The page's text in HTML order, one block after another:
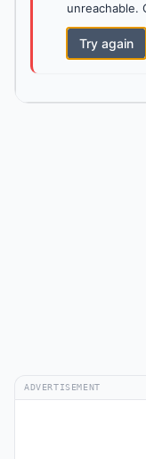
unreachable.
Try again
ADVERTISEMENT